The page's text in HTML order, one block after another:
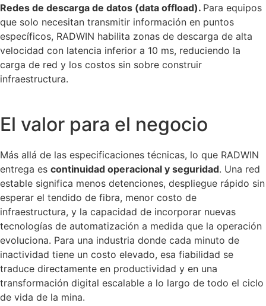
Redes de descarga de datos (data offload). Para equipos
que solo necesitan transmitir información en puntos
específicos, RADWIN habilita zonas de descarga de alta
velocidad con latencia inferior a 10 ms, reduciendo la
carga de red y los costos sin sobre construir
infraestructura.
El valor para el negocio
Más allá de las especificaciones técnicas, lo que RADWIN
entrega es continuidad operacional y seguridad. Una red
estable significa menos detenciones, despliegue rápido sin
esperar el tendido de fibra, menor costo de
infraestructura, y la capacidad de incorporar nuevas
tecnologías de automatización a medida que la operación
evoluciona. Para una industria donde cada minuto de
inactividad tiene un costo elevado, esa fiabilidad se
traduce directamente en productividad y en una
transformación digital escalable a lo largo de todo el ciclo
de vida de la mina.